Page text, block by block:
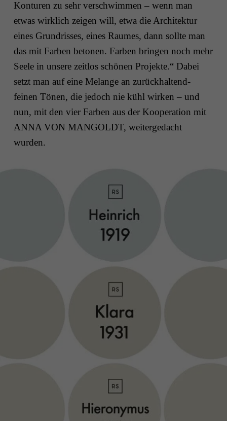
Konturen zu sehr verschwimmen – wenn man
etwas wirklich zeigen will, etwa die Architektur
eines Grundrisses, eines Raumes, dann sollte man
das mit Farben betonen. Farben bringen noch mehr
Seele in unsere zeitlos schönen Projekte.“ Dabei
setzt man auf eine Melange an zurückhaltend-
feinen Tönen, die jedoch nie kühl wirken – und
nun, mit den vier Farben aus der Kooperation mit
ANNA VON MANGOLDT, weitergedacht
wurden.